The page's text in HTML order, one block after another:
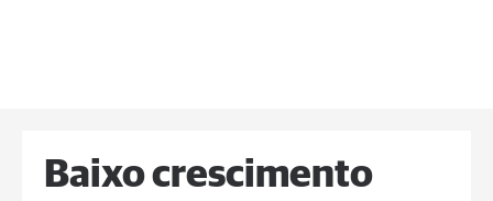
Baixo crescimento